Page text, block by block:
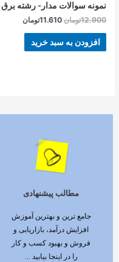
نمونه سوالات مدار- رشته برق
12.900تومان 11.610تومان
افزودن به سبد خرید
مطالب پیشنهادی
جامع ترین و بهترین آموزش
افزایش درآمد، بازاریابی و
فروش و بهبود کسب و کار
را در اینجا بیابید ...
ادامه مطلب